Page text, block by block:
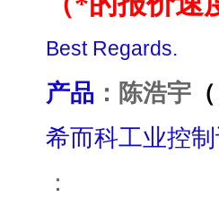
Best Regards.
产品 ： 陈浩宇
希而科工业控
：